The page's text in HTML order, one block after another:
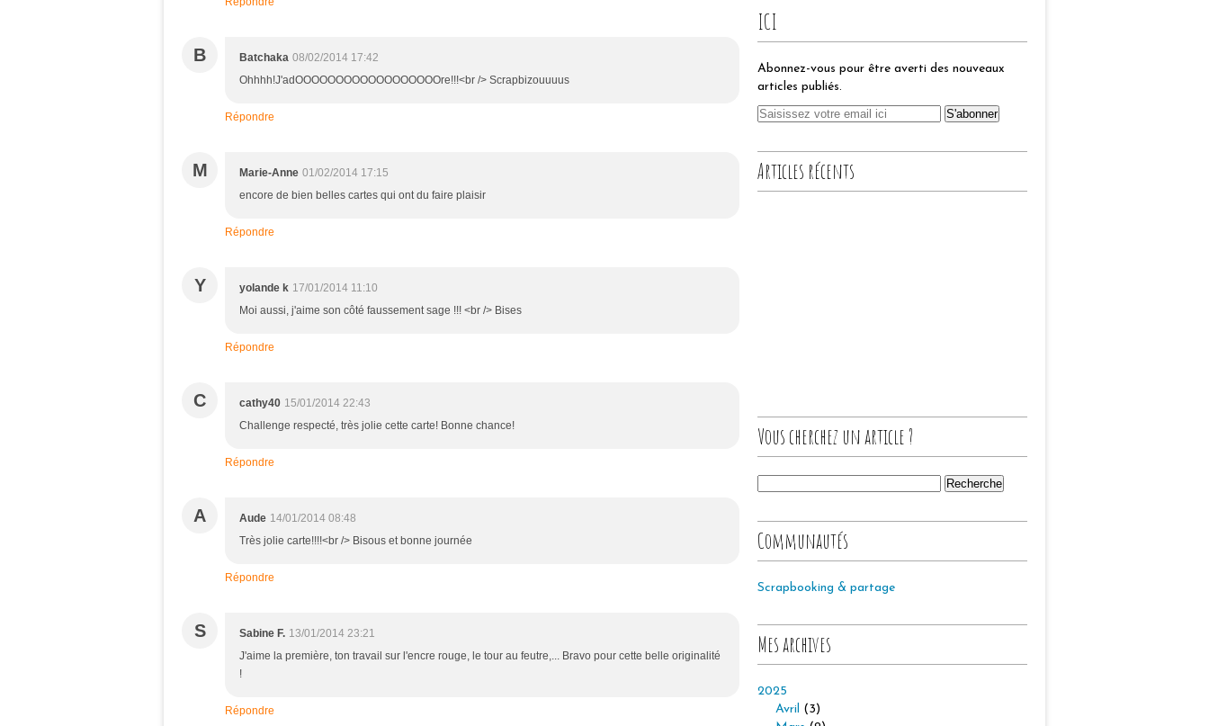
B Batchaka 08/02/2014 17:42
Ohhhh!J'adOOOOOOOOOOOOOOOOOOre!!!<br /> Scrapbizouuuus
Répondre
M Marie-Anne 01/02/2014 17:15
encore de bien belles cartes qui ont du faire plaisir
Répondre
Y yolande k 17/01/2014 11:10
Moi aussi, j'aime son côté faussement sage !!! <br /> Bises
Répondre
C cathy40 15/01/2014 22:43
Challenge respecté, très jolie cette carte! Bonne chance!
Répondre
A Aude 14/01/2014 08:48
Très jolie carte!!!!<br /> Bisous et bonne journée
Répondre
S Sabine F. 13/01/2014 23:21
J'aime la première, ton travail sur l'encre rouge, le tour au feutre,... Bravo pour cette belle originalité
!
Répondre
ICI
Abonnez-vous pour être averti des nouveaux
articles publiés.
Articles récents
Vous cherchez un article ?
Communautés
Scrapbooking & partage
Mes archives
2025
Avril (3)